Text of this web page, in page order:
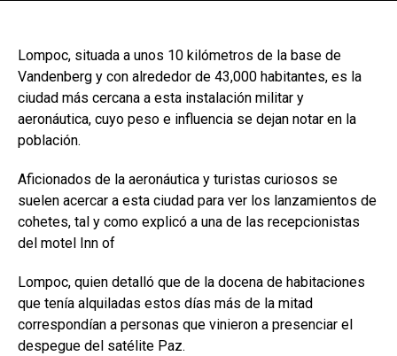
Lompoc, situada a unos 10 kilómetros de la base de
Vandenberg y con alrededor de 43,000 habitantes, es la
ciudad más cercana a esta instalación militar y
aeronáutica, cuyo peso e influencia se dejan notar en la
población.
Aficionados de la aeronáutica y turistas curiosos se
suelen acercar a esta ciudad para ver los lanzamientos de
cohetes, tal y como explicó a una de las recepcionistas
del motel Inn of
Lompoc, quien detalló que de la docena de habitaciones
que tenía alquiladas estos días más de la mitad
correspondían a personas que vinieron a presenciar el
despegue del satélite Paz.